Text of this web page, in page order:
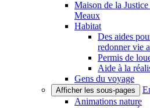
Maison de la
Meaux
Habitat
Des aides
redonner vie
Permis de
Aide à la
Gens du voyage
Afficher les sous-pages
Animations nature